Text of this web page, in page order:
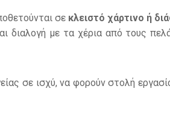
σε κλειστό χάρτινο ή
διαλογή με τα χέρια από τους
σε ισχύ, να φορούν στολή